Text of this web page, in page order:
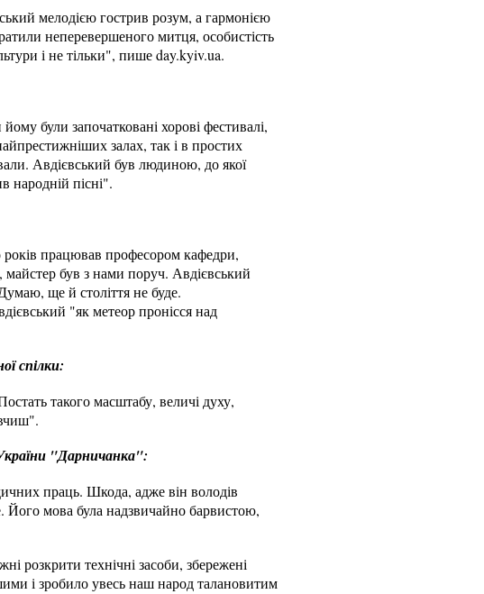
мелодією гострив розум, а гармонією
неперевершеного митця, особистість
і не тільки", пише day.kyiv.ua.
були започатковані хорові фестивалі,
залах, так і в простих
Авдієвський був людиною, до якої
народній пісні".
років працював професором кафедри,
був з нами поруч. Авдієвський
ще й століття не буде.
"як метеор пронісся над
спілки:
такого масштабу, величі духу,
"Дарничанка":
праць. Шкода, адже він володів
Його мова була надзвичайно барвистою,
розкрити технічні засоби, збережені
і зробило увесь наш народ талановитим